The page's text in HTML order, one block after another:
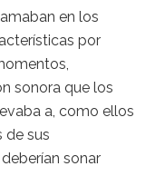
en los
por
sonora que los
a, como ellos
de sus
sonar